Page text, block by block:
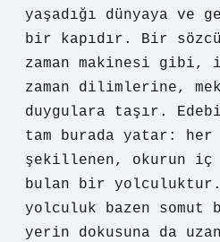
yaşadığı dünyaya ve
bir kapıdır. Bir
zaman makinesi gibi,
zaman dilimlerine,
duygulara taşır.
tam burada yatar: her
şekillenen, okurun iç
bulan bir yolculuktur.
yolculuk bazen somut
yerin dokusuna da